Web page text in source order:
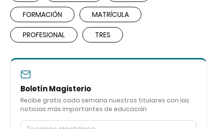
FORMACIÓN MATRÍCULA
PROFESIONAL TRES
Boletín Magisterio
Recibe gratis cada semana nuestros titulares con las
noticias más importantes de educación